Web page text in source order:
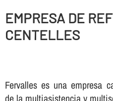
EMPRESA DE
CENTELLES
Fervalles es una empresa